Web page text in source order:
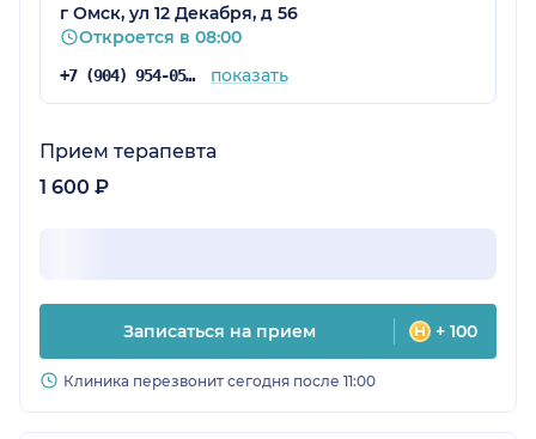
г Омск, ул 12 Декабря, д 56
Откроется в 08:00
+7 (904) 954-05-72 показать
Прием терапевта
1 600 ₽
Записаться на прием + 100
Клиника перезвонит сегодня после 11:00